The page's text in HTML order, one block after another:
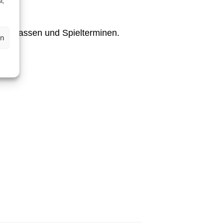
und Spielterminen.